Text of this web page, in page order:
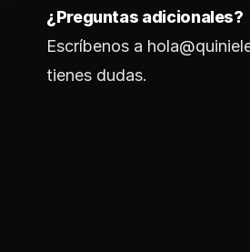
¿Preguntas adicionales?
Escríbenos a
tienes dudas.